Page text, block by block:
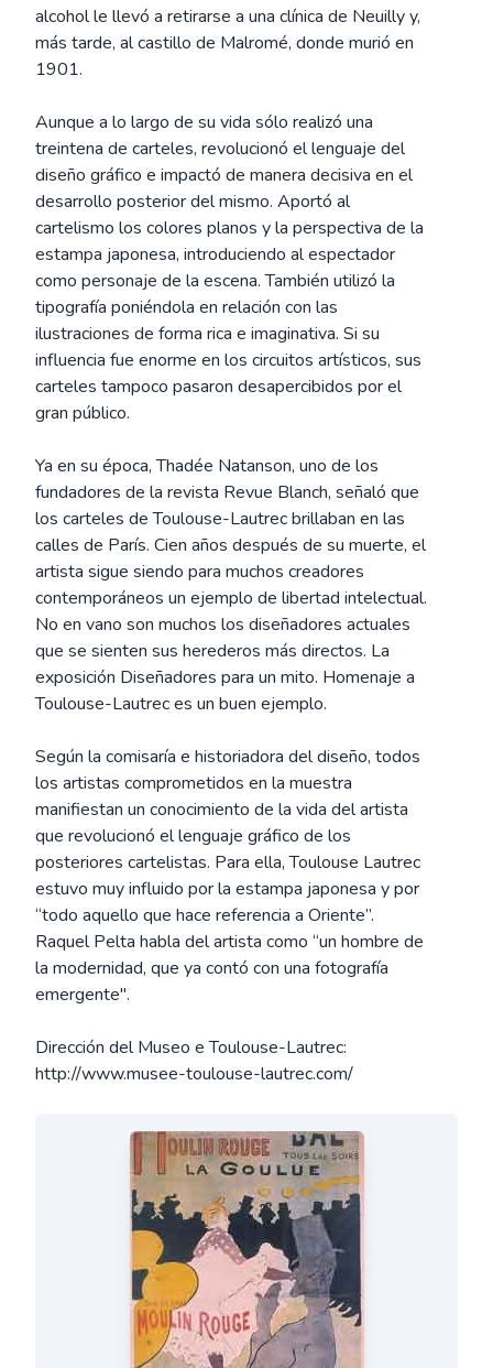
alcohol le llevó a retirarse a una clínica de Neuilly y,
más tarde, al castillo de Malromé, donde murió en
1901.
Aunque a lo largo de su vida sólo realizó una
treintena de carteles, revolucionó el lenguaje del
diseño gráfico e impactó de manera decisiva en el
desarrollo posterior del mismo. Aportó al
cartelismo los colores planos y la perspectiva de la
estampa japonesa, introduciendo al espectador
como personaje de la escena. También utilizó la
tipografía poniéndola en relación con las
ilustraciones de forma rica e imaginativa. Si su
influencia fue enorme en los circuitos artísticos, sus
carteles tampoco pasaron desapercibidos por el
gran público.
Ya en su época, Thadée Natanson, uno de los
fundadores de la revista Revue Blanch, señaló que
los carteles de Toulouse-Lautrec brillaban en las
calles de París. Cien años después de su muerte, el
artista sigue siendo para muchos creadores
contemporáneos un ejemplo de libertad intelectual.
No en vano son muchos los diseñadores actuales
que se sienten sus herederos más directos. La
exposición Diseñadores para un mito. Homenaje a
Toulouse-Lautrec es un buen ejemplo.
Según la comisaría e historiadora del diseño, todos
los artistas comprometidos en la muestra
manifiestan un conocimiento de la vida del artista
que revolucionó el lenguaje gráfico de los
posteriores cartelistas. Para ella, Toulouse Lautrec
estuvo muy influido por la estampa japonesa y por
“todo aquello que hace referencia a Oriente”.
Raquel Pelta habla del artista como “un hombre de
la modernidad, que ya contó con una fotografía
emergente".
Dirección del Museo e Toulouse-Lautrec:
http://www.musee-toulouse-lautrec.com/